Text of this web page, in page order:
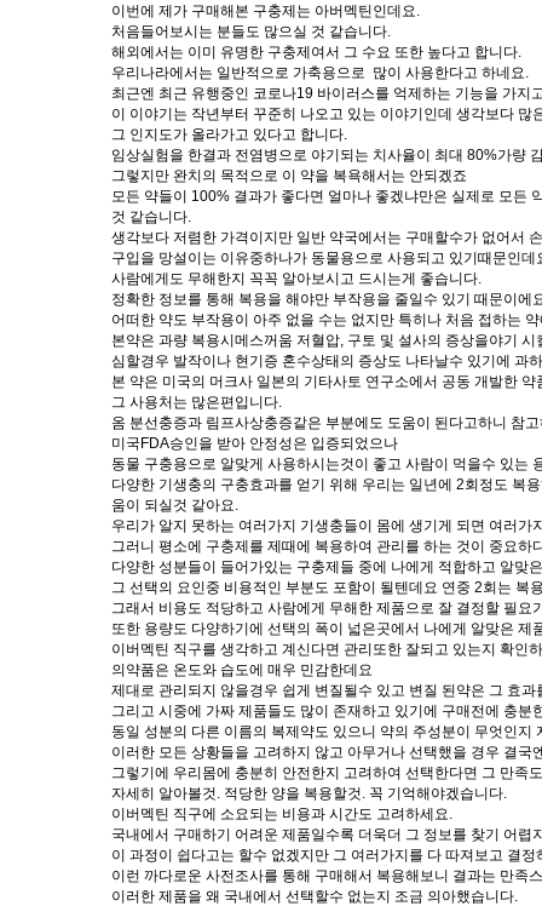
이번에 제가 구매해본 구충제는 아버멕틴인데요.
처음들어보시는 분들도 많으실 것 같습니다.
해외에서는 이미 유명한 구충제여서 그 수요 또한 높다고 합니다.
우리나라에서는 일반적으로 가축용으로 많이 사용한다고 하네요.
최근엔 최근 유행중인 코로나19 바이러스를 억제하는 기능을 가
이 이야기는 작년부터 꾸준히 나오고 있는 이야기인데 생각보다
그 인지도가 올라가고 있다고 합니다.
임상실험을 한결과 전염병으로 야기되는 치사율이 최대 80%가량
그렇지만 완치의 목적으로 이 약을 복욕해서는 안되겠죠
모든 약들이 100% 결과가 좋다면 얼마나 좋겠냐만은 실제로 모든
것 같습니다.
생각보다 저렴한 가격이지만 일반 약국에서는 구매할수가 없어서
구입을 망설이는 이유중하나가 동물용으로 사용되고 있기때문인
사람에게도 무해한지 꼭꼭 알아보시고 드시는게 좋습니다.
정확한 정보를 통해 복용을 해야만 부작용을 줄일수 있기 때문이에
어떠한 약도 부작용이 아주 없을 수는 없지만 특히나 처음 접하는
본약은 과량 복용시메스꺼움 저혈압, 구토 및 설사의 증상을야기 시
심할경우 발작이나 현기증 혼수상태의 증상도 나타날수 있기에 과
본 약은 미국의 머크사 일본의 기타사토 연구소에서 공동 개발한
그 사용처는 많은편입니다.
옴 분선충증과 림프사상충증같은 부분에도 도움이 된다고하니 참
미국FDA승인을 받아 안정성은 입증되었으나
동물 구충용으로 알맞게 사용하시는것이 좋고 사람이 먹을수 있는
다양한 기생충의 구충효과를 얻기 위해 우리는 일년에 2회정도 복
움이 되실것 같아요.
우리가 알지 못하는 여러가지 기생충들이 몸에 생기게 되면 여러
그러니 평소에 구충제를 제때에 복용하여 관리를 하는 것이 중요하
다양한 성분들이 들어가있는 구충제들 중에 나에게 적합하고 알맞
그 선택의 요인중 비용적인 부분도 포함이 될텐데요 연중 2회는
그래서 비용도 적당하고 사람에게 무해한 제품으로 잘 결정할 필요
또한 용량도 다양하기에 선택의 폭이 넓은곳에서 나에게 알맞은
이버멕틴 직구를 생각하고 계신다면 관리또한 잘되고 있는지 확인
의약품은 온도와 습도에 매우 민감한데요
제대로 관리되지 않을경우 쉽게 변질될수 있고 변질 된약은 그 효
그리고 시중에 가짜 제품들도 많이 존재하고 있기에 구매전에 충
동일 성분의 다른 이름의 복제약도 있으니 약의 주성분이 무엇인
이러한 모든 상황들을 고려하지 않고 아무거나 선택했을 경우 결
그렇기에 우리몸에 충분히 안전한지 고려하여 선택한다면 그 만족
자세히 알아볼것. 적당한 양을 복용할것. 꼭 기억해야겠습니다.
이버멕틴 직구에 소요되는 비용과 시간도 고려하세요.
국내에서 구매하기 어려운 제품일수록 더욱더 그 정보를 찾기 어
이 과정이 쉽다고는 할수 없겠지만 그 여러가지를 다 따져보고 결
이런 까다로운 사전조사를 통해 구매해서 복용해보니 결과는 만족
이러한 제품을 왜 국내에서 선택할수 없는지 조금 의아했습니다.